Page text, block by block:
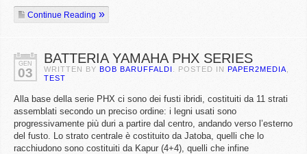
Continue Reading
GEN
03
BATTERIA YAMAHA PHX SERIES
WRITTEN BY BOB BARUFFALDI . POSTED IN PAPER2MEDIA
TEST
Alla base della serie PHX ci sono dei fusti ibridi, costituiti da 11 strati
assemblati secondo un preciso ordine: i legni usati sono
progressivamente più duri a partire dal centro, andando verso l’esterno
del fusto. Lo strato centrale è costituito da Jatoba, quelli che lo
racchiudono sono costituiti da Kapur (4+4), quelli che infine